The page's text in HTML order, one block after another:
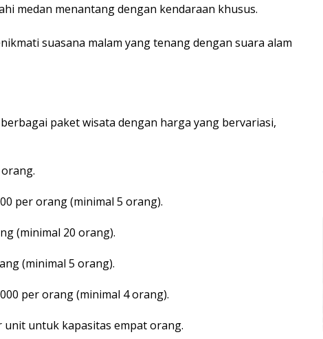
medan menantang dengan kendaraan khusus.
suasana malam yang tenang dengan suara alam
paket wisata dengan harga yang bervariasi,
per orang (minimal 5 orang).
(minimal 20 orang).
(minimal 5 orang).
per orang (minimal 4 orang).
unit untuk kapasitas empat orang.